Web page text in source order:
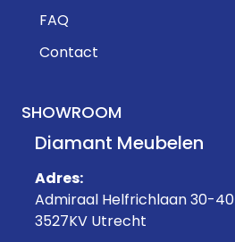
FAQ
Contact
SHOWROOM
Diamant Meubelen
Adres:
Admiraal Helfrichlaan 30-40
3527KV Utrecht